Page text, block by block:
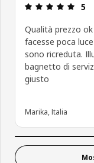
5
Qualità prezzo
facesse poca
sono ricreduta.
bagnetto di
giusto
Marika, Italia